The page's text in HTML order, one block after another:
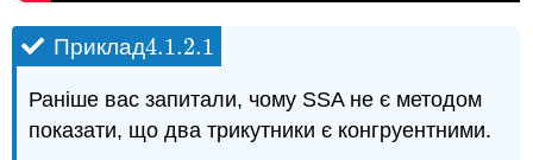
Приклад4.1.2.1
4.1.2.1
Раніше вас запитали, чому SSA не є методом
показати, що два трикутники є конгруентними.